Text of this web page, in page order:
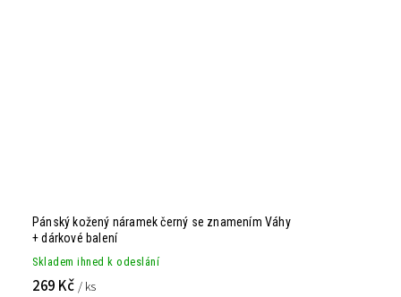
Pánský kožený náramek černý se znamením Váhy
+ dárkové balení
Skladem ihned k odeslání
269 Kč / ks